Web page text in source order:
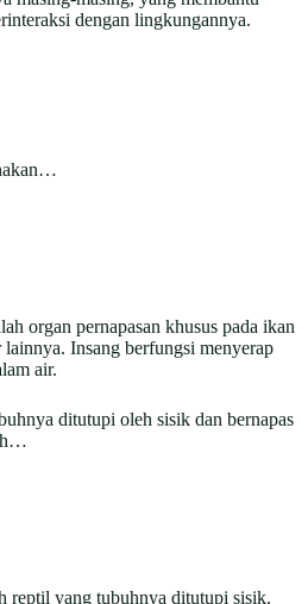
dengan lingkungannya.
organ pernapasan khusus pada ikan
lainnya. Insang berfungsi menyerap
air.
ditutupi oleh sisik dan bernapas
reptil yang tubuhnya ditutupi sisik.